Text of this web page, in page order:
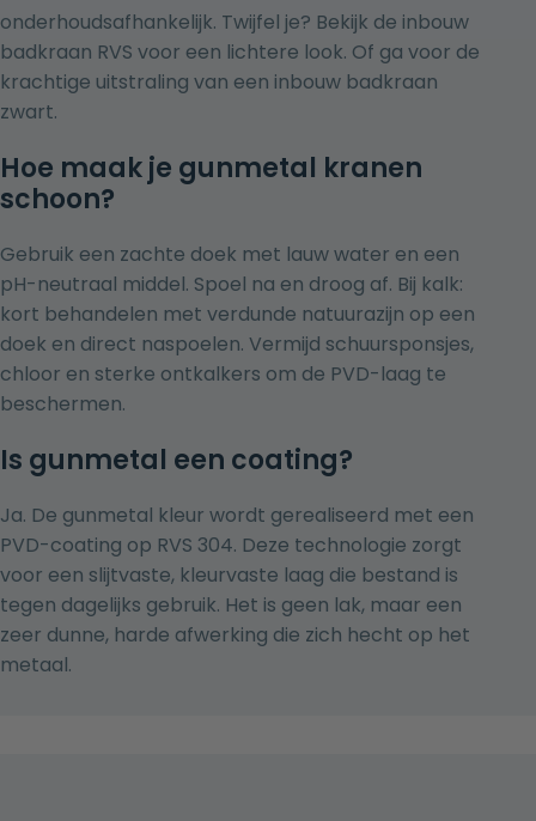
onderhoudsafhankelijk. Twijfel je? Bekijk de inbouw
badkraan RVS voor een lichtere look. Of ga voor de
krachtige uitstraling van een inbouw badkraan
zwart.
Hoe maak je gunmetal kranen
schoon?
Gebruik een zachte doek met lauw water en een
pH-neutraal middel. Spoel na en droog af. Bij kalk:
kort behandelen met verdunde natuurazijn op een
doek en direct naspoelen. Vermijd schuursponsjes,
chloor en sterke ontkalkers om de PVD-laag te
beschermen.
Is gunmetal een coating?
Ja. De gunmetal kleur wordt gerealiseerd met een
PVD-coating op RVS 304. Deze technologie zorgt
voor een slijtvaste, kleurvaste laag die bestand is
tegen dagelijks gebruik. Het is geen lak, maar een
zeer dunne, harde afwerking die zich hecht op het
metaal.